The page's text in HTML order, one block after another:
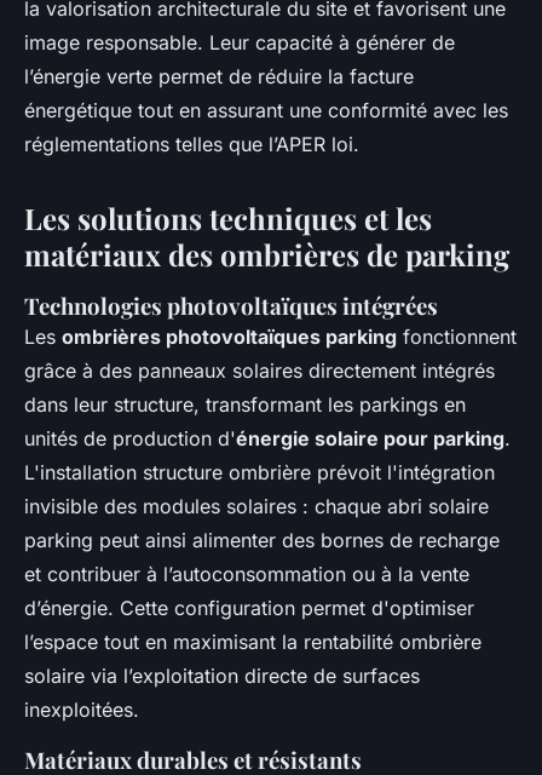
la valorisation architecturale du site et favorisent une
image responsable. Leur capacité à générer de
l’énergie verte permet de réduire la facture
énergétique tout en assurant une conformité avec les
réglementations telles que l’APER loi.
Les solutions techniques et les
matériaux des ombrières de parking
Technologies photovoltaïques intégrées
Les ombrières photovoltaïques parking fonctionnent
grâce à des panneaux solaires directement intégrés
dans leur structure, transformant les parkings en
unités de production d'énergie solaire pour parking.
L'installation structure ombrière prévoit l'intégration
invisible des modules solaires : chaque abri solaire
parking peut ainsi alimenter des bornes de recharge
et contribuer à l’autoconsommation ou à la vente
d’énergie. Cette configuration permet d'optimiser
l’espace tout en maximisant la rentabilité ombrière
solaire via l’exploitation directe de surfaces
inexploitées.
Matériaux durables et résistants